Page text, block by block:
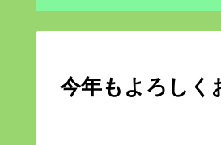
今年もよろしく